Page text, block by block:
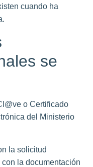
cuando ha
se
o Certificado
del Ministerio
la solicitud
la documentación